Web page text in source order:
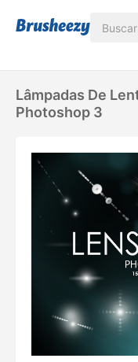
Lâmpadas De
Photoshop 3